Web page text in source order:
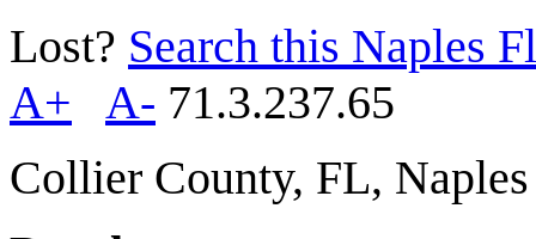
Lost? Search this Naples
A+
A- 71.3.237.65
Collier County, FL,